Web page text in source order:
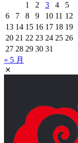
1
2 3 4
5
6
7 8 9 10 11 12
13 14 15 16 17 18 19
20 21 22 23 24 25 26
27 28 29 30 31
« 5 月